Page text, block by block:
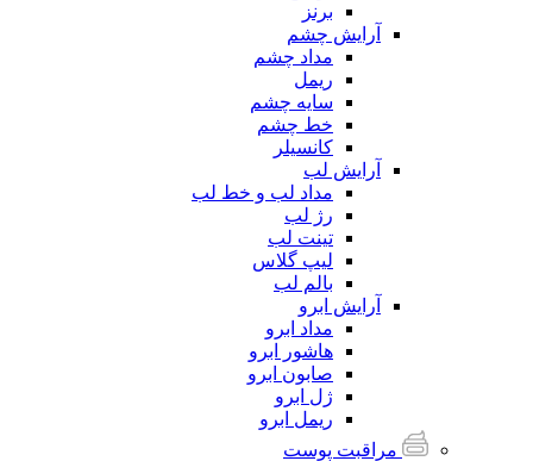
برنز
آرایش چشم
مداد چشم
ریمل
سایه چشم
خط چشم
کانسیلر
آرایش لب
مداد لب و خط لب
رژ لب
تینت لب
لیپ گلاس
بالم لب
آرایش ابرو
مداد ابرو
هاشور ابرو
صابون ابرو
ژل ابرو
ریمل ابرو
مراقبت پوست